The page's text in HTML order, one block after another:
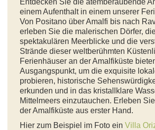
einem Aufenthalt in einem unserer
Von Positano über Amalfi bis nach
erleben Sie die malerischen Dörfer,
spektakulären Meerblicke und die
Strände dieser weltberühmten
Ferienhäuser an der Amalfiküste
Ausgangspunkt, um die exquisite
probieren, historische
erkunden und in das kristallklare
Mittelmeers einzutauchen. Erleben
der Amalfiküste aus erster Hand.
Hier zum Beispiel im Foto ein Villa